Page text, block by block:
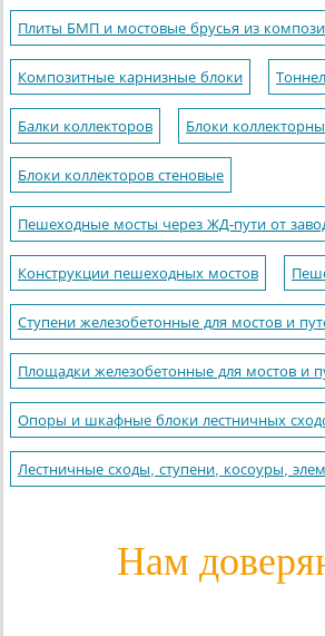
Плиты БМП и мостовые брусья из
Композитные карнизные блоки
Балки коллекторов Блоки
Блоки коллекторов стеновые
Пешеходные мосты через ЖД-пути от
Конструкции пешеходных мостов
Ступени железобетонные для мостов и
Площадки железобетонные для мостов и
Опоры и шкафные блоки лестничных
Лестничные сходы, ступени, косоуры,
Нам